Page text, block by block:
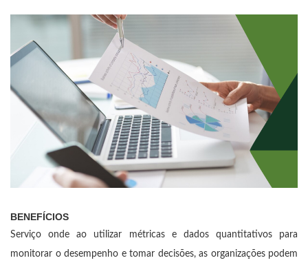
BENEFÍCIOS
Serviço onde ao utilizar métricas e dados quantitativos para
monitorar o desempenho e tomar decisões, as organizações podem